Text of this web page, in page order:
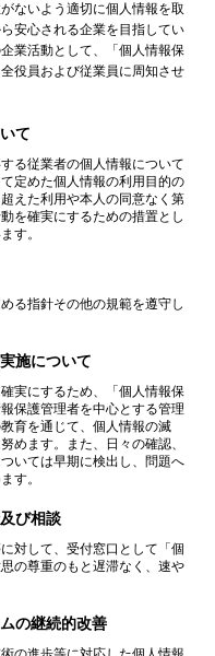
ないよう適切に個人情報を取
安心される企業を目指してい
業活動として、「個人情報保
役員および従業員に周知させ
て
る従業者の個人情報について
定めた個人情報の利用目的の
えた利用や本人の同意なく第
を確実にするための措置とし
す。
る指針その他の規範を遵守し
施について
実にするため、「個人情報保
保護管理者を中心とする管理
育を通じて、個人情報の滅
めます。また、日々の確認、
いては早期に検出し、問題へ
す。
び相談
対して、受付窓口として「個
の尊重のもと遅滞なく、速や
の継続的改善